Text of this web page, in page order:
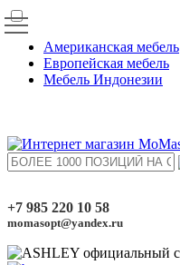
Американская мебель
Европейская мебель
Мебель Индонезии
+7 985 220 10 58
momasopt@yandex.ru